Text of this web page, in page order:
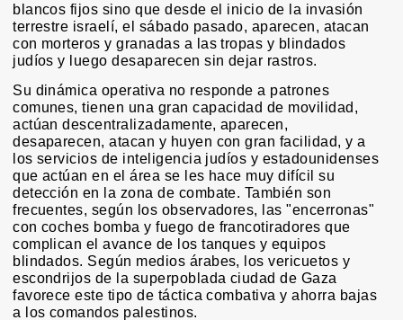
blancos fijos sino que desde el inicio de la invasión
terrestre israelí, el sábado pasado, aparecen, atacan
con morteros y granadas a las tropas y blindados
judíos y luego desaparecen sin dejar rastros.
Su dinámica operativa no responde a patrones
comunes, tienen una gran capacidad de movilidad,
actúan descentralizadamente, aparecen,
desaparecen, atacan y huyen con gran facilidad, y a
los servicios de inteligencia judíos y estadounidenses
que actúan en el área se les hace muy difícil su
detección en la zona de combate. También son
frecuentes, según los observadores, las "encerronas"
con coches bomba y fuego de francotiradores que
complican el avance de los tanques y equipos
blindados. Según medios árabes, los vericuetos y
escondrijos de la superpoblada ciudad de Gaza
favorece este tipo de táctica combativa y ahorra bajas
a los comandos palestinos.